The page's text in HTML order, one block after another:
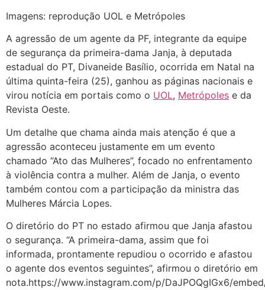
Imagens: reprodução UOL e Metrópoles
A agressão de um agente da PF, integrante da equipe
de segurança da primeira-dama Janja, à deputada
estadual do PT, Divaneide Basílio, ocorrida em Natal na
última quinta-feira (25), ganhou as páginas nacionais e
virou notícia em portais como o UOL, Metrópoles e da
Revista Oeste.
Um detalhe que chama ainda mais atenção é que a
agressão aconteceu justamente em um evento
chamado “Ato das Mulheres”, focado no enfrentamento
à violência contra a mulher. Além de Janja, o evento
também contou com a participação da ministra das
Mulheres Márcia Lopes.
O diretório do PT no estado afirmou que Janja afastou
o segurança. “A primeira-dama, assim que foi
informada, prontamente repudiou o ocorrido e afastou
o agente dos eventos seguintes”, afirmou o diretório em
nota.https://www.instagram.com/p/DaJPOQgIGx6/